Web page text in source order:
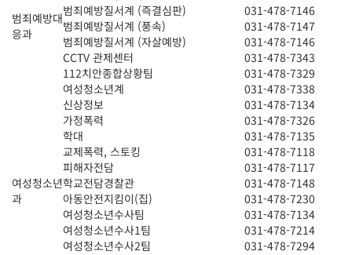
범죄예방대
응과
범죄예방질서계 (즉결심판)
031-478-7146
범죄예방질서계 (풍속)
031-478-7147
범죄예방질서계 (자살예방)
031-478-7146
CCTV 관제센터
031-478-7343
112치안종합상황팀
031-478-7329
여성청소년
과
여성청소년계
031-478-7338
신상정보
031-478-7134
가정폭력
031-478-7326
학대
031-478-7135
교제폭력, 스토킹
031-478-7118
피해자전담
031-478-7117
학교전담경찰관
031-478-7148
아동안전지킴이(집)
031-478-7230
여성청소년수사팀
031-478-7134
여성청소년수사1팀
031-478-7214
여성청소년수사2팀
031-478-7294